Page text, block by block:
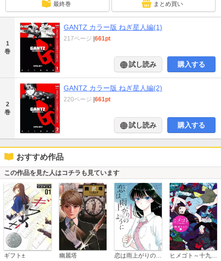
最終巻 まとめ買い
1
巻
GANTZ カラー版 ねぎ星人編(1)
217ページ 661pt
試し読み 購入する
2
巻
GANTZ カラー版 ねぎ星人編(2)
220ページ 661pt
試し読み 購入する
おすすめ作品
この作品を見た人はコチラも見ています
ギフト± 幽麗塔 恋は雨上がりのように ヒメゴト～十九歳の制服～